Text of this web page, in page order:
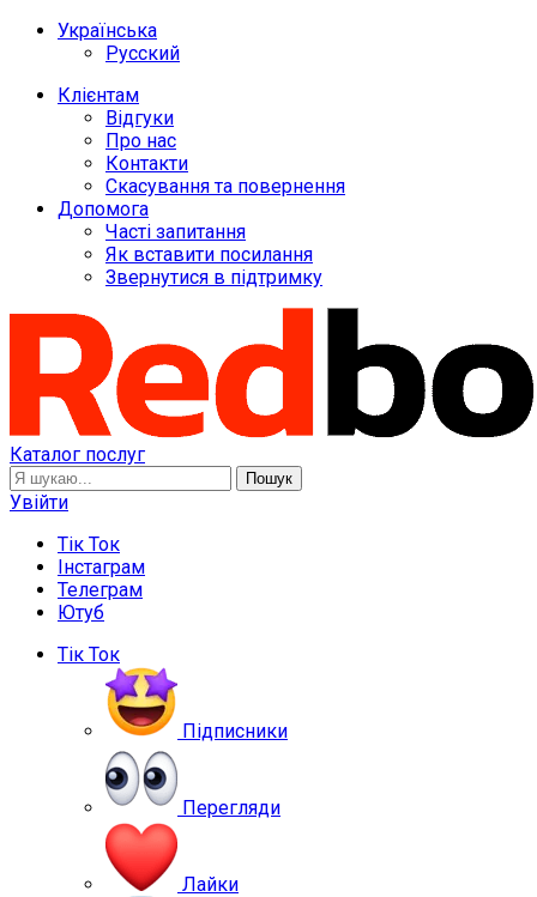
Українська
Русский
Клієнтам
Відгуки
Про нас
Контакти
Скасування та повернення
Допомога
Часті запитання
Як вставити посилання
Звернутися в підтримку
Каталог послуг
Пошук
Увійти
Тік Ток
Інстаграм
Телеграм
Ютуб
Тік Ток
Підписники
Перегляди
Лайки